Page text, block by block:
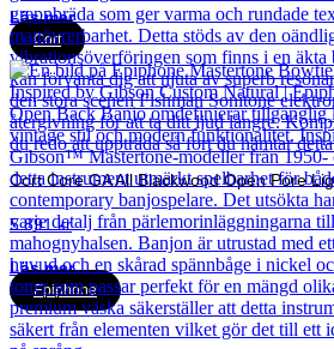
Läs mer
Cort
Cort Core GA All Blackwood Open Pore
5 891kr
Läs mer
Epiphone